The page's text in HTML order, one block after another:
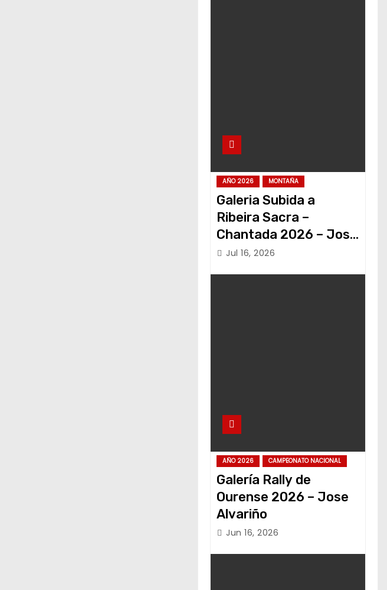
AÑO 2026 MONTAÑA
Galeria Subida a
Ribeira Sacra –
Chantada 2026 – Jose
Alvariño
Jul 16, 2026
AÑO 2026 CAMPEONATO NACIONAL
Galería Rally de
Ourense 2026 – Jose
Alvariño
Jun 16, 2026